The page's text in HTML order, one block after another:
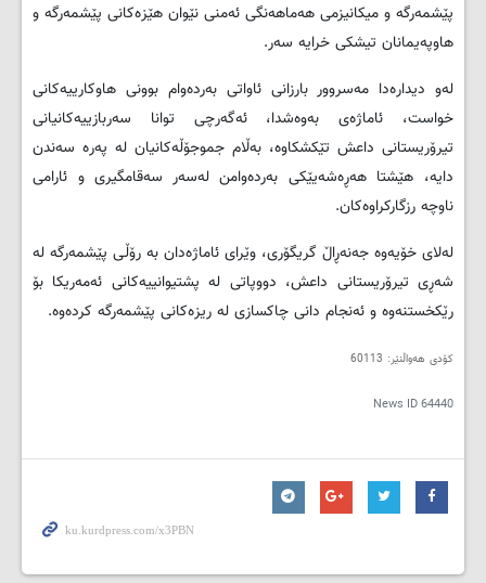
پێشمەرگە و میکانیزمی هەماهەنگی ئەمنی نێوان هێزەکانی پێشمەرگە و
هاوپەیمانان تیشکی خرایە سەر.
لەو دیدارەدا مەسروور بارزانی ئاواتی بەردەوام بوونی هاوکارییەکانی
خواست، ئاماژەی بەوەشدا، ئەگەرچی توانا سەربازییەکانیانی
تیرۆریستانی داعش تێکشکاوە، بەڵام جموجۆڵەکانیان لە پەرە سەندن
دایە، هێشتا هەڕەشەیێکی بەردەوامن لەسەر سەقامگیری و ئارامی
ناوچە رزگارکراوەکان.
لەلای خۆیەوە جەنەڕاڵ گریگۆری، وێرای ئاماژەدان بە رۆڵی پێشمەرگە لە
شەڕی تیرۆریستانی داعش، دووپاتی لە پشتیوانییەکانی ئەمه‌ریکا بۆ
رێکخستنەوە و ئەنجام دانی چاکسازی لە ریزەکانی پێشمەرگە کردەوە.
کۆدی هەواڵنێر: 60113
News ID64440